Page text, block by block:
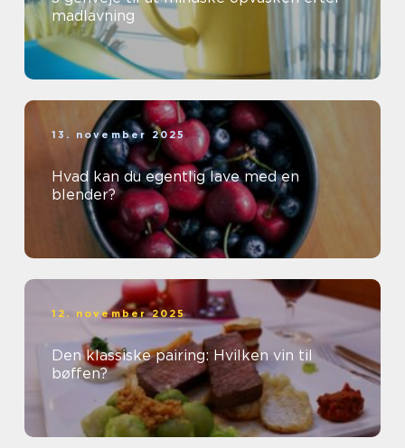
madlavning
13. november 2025
Hvad kan du egentlig lave med en
blender?
12. november 2025
Den klassiske pairing: Hvilken vin til
bøffen?